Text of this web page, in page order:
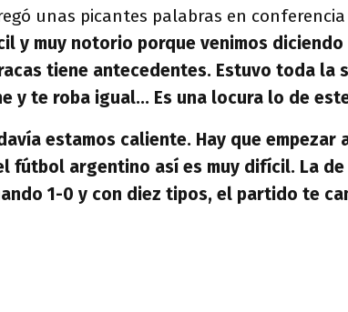
unas picantes palabras en
y muy notorio porque venimos diciendo
tiene antecedentes. Estuvo toda la
y te roba igual... Es una locura lo de
estamos caliente. Hay que empezar
fútbol argentino así es muy difícil. La de
1-0 y con diez tipos, el partido te